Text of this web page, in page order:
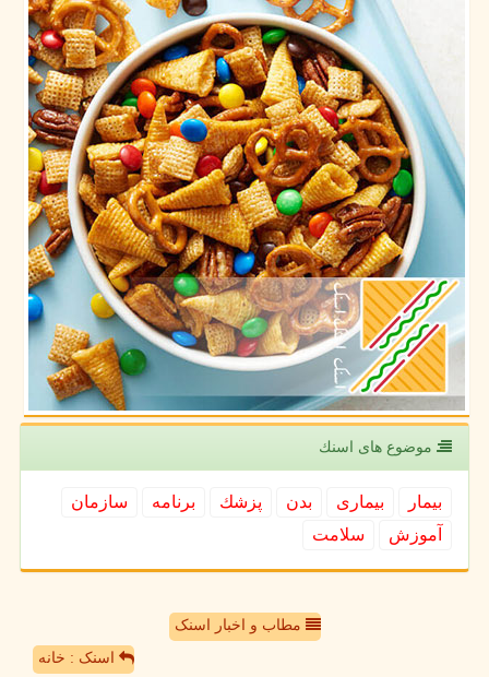
موضوع های اسنك
بیمار بیماری بدن پزشك برنامه
سازمان
آموزش
سلامت
مطاب و اخبار اسنک
اسنک : خانه